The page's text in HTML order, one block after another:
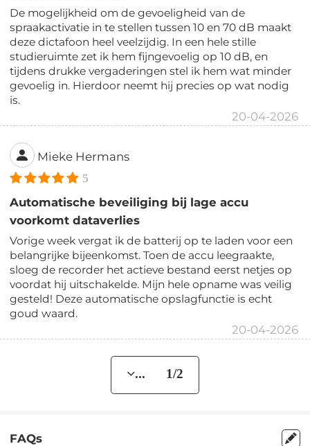
De mogelijkheid om de gevoeligheid van de
spraakactivatie in te stellen tussen 10 en 70 dB maakt
deze dictafoon heel veelzijdig. In een hele stille
studieruimte zet ik hem fijngevoelig op 10 dB, en
tijdens drukke vergaderingen stel ik hem wat minder
gevoelig in. Hierdoor neemt hij precies op wat nodig
is.
20-04-2026
Mieke Hermans
5
Automatische beveiliging bij lage accu
voorkomt dataverlies
Vorige week vergat ik de batterij op te laden voor een
belangrijke bijeenkomst. Toen de accu leegraakte,
sloeg de recorder het actieve bestand eerst netjes op
voordat hij uitschakelde. Mijn hele opname was veilig
gesteld! Deze automatische opslagfunctie is echt
goud waard.
20-04-2026
... 1/2
FAQs